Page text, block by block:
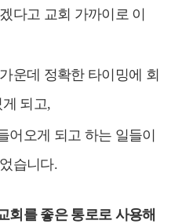
다고 교회 가까이로 이
운데 정확한 타이밍에 회
되고,
어오게 되고 하는 일들이
습니다.
회를 좋은 통로로 사용해